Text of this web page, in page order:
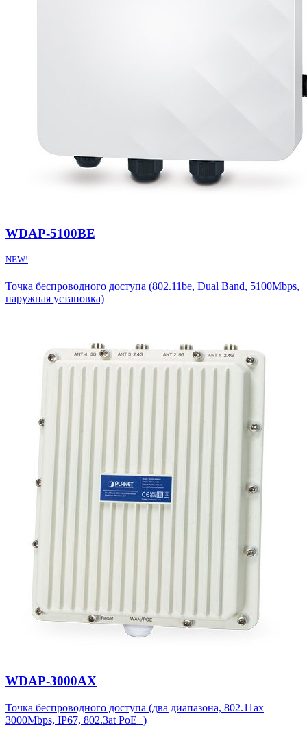
WDAP-5100BE
NEW!
Точка беспроводного доступа (802.11be, Dual Band, 5100Mbps,
наружная установка)
WDAP-3000AX
Точка беспроводного доступа (два диапазона, 802.11ax
3000Mbps, IP67, 802.3at PoE+)